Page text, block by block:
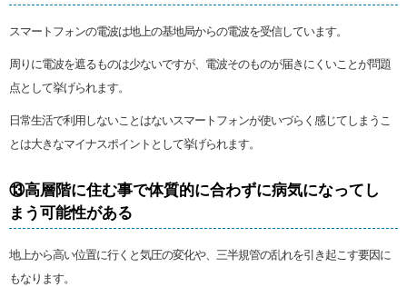
スマートフォンの電波は地上の基地局からの電波を受信しています。
周りに電波を遮るものは少ないですが、電波そのものが届きにくいことが問題
点として挙げられます。
日常生活で利用しないことはないスマートフォンが使いづらく感じてしまうこ
とは大きなマイナスポイントとして挙げられます。
⑬高層階に住む事で体質的に合わずに病気になってし
まう可能性がある
地上から高い位置に行くと気圧の変化や、三半規管の乱れを引き起こす要因に
もなります。